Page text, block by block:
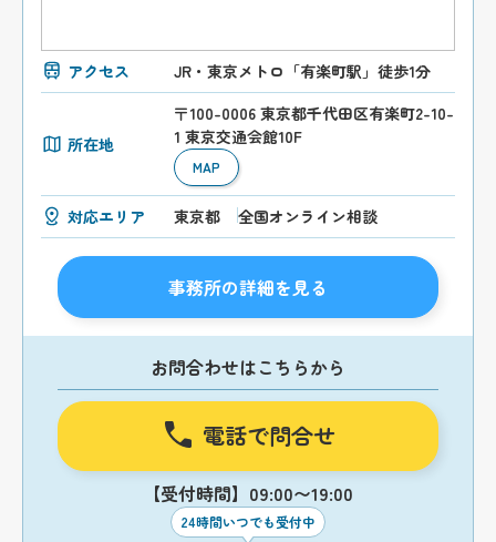
アクセス JR・東京メトロ「有楽町駅」徒歩1分
所在地
〒100-0006 東京都千代田区有楽町2-10-
1 東京交通会館10F
MAP
対応エリア 東京都 全国オンライン相談
事務所の詳細を見る
お問合わせはこちらから
電話で問合せ
【受付時間】09:00〜19:00
24時間いつでも受付中